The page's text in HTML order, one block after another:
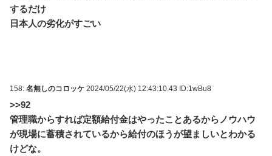
するだけ
日本人の劣化がすごい
158: 名無しのコロッケ 2024/05/22(水) 12:43:10.43 ID:1wBu8
>>92
管理職からすれば定額給付金はやったことあるからノウハウ
が現場に蓄積されているから給付のほうが望ましいとわかる
けどな。